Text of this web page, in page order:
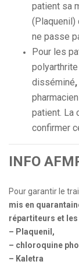
patient sa
(Plaquenil)
ne passe
Pour les
disséminé,
patient. La
confirmer
INFO
Pour garantir le
mis en
répartiteurs et
– Plaquenil,
– chloroquine
– Kaletra